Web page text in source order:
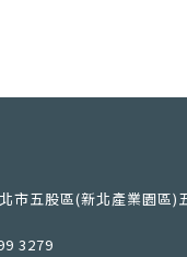
市五股區(新北產業園區)
3279